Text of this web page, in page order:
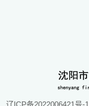
辽ICP备2022006421号-1